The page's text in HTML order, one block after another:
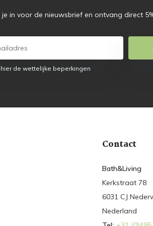
je in voor de nieuwsbrief en ontvang direct
de wettelijke beperkingen
Contact
Bath&Living
Kerkstraat 78
6031 CJ
Nederland